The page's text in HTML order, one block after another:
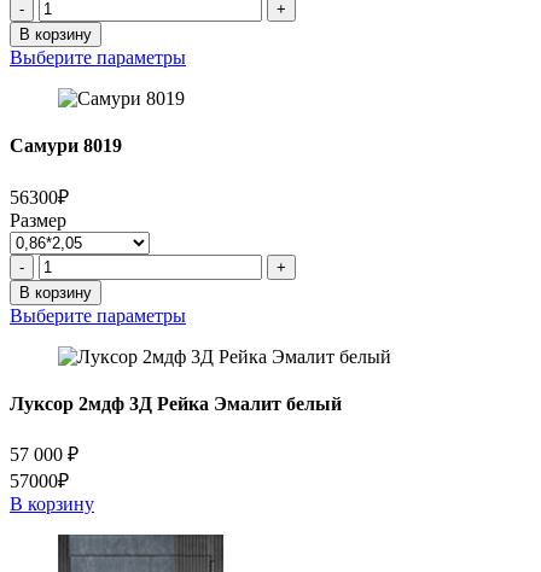
Количество
товара
Самури-2
7016
-
+
В корзину
Выберите параметры
Самури 8019
56300₽
Размер
Количество
товара
Самури
8019
-
+
В корзину
Выберите параметры
Луксор 2мдф 3Д Рейка Эмалит белый
57 000 ₽
57000₽
В корзину